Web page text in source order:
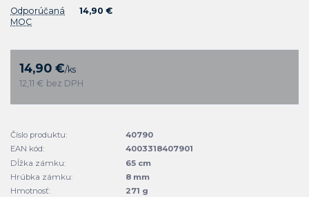
Odporúčaná
MOC
14,90 €
14,90 €/ks
12,11 € bez DPH
Číslo produktu:
40790
EAN kód:
4003318407901
Dĺžka zámku:
65 cm
Hrúbka zámku:
8 mm
Hmotnosť:
271 g